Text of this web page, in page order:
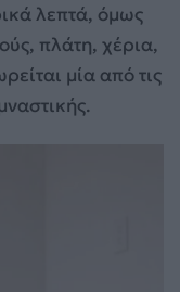
λεπτά, όμως
πλάτη, χέρια,
μία από τις